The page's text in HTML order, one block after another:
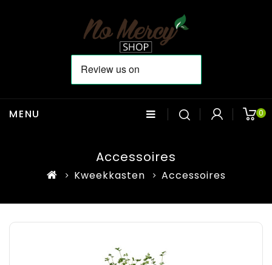
0
MENU
Accessoires
Kweekkasten Accessoires